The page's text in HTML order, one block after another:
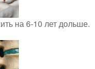
на 6-10 лет дольше.